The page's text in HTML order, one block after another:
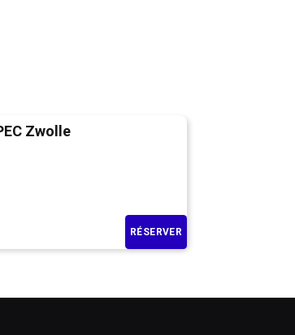
Zwolle
RÉSERVER